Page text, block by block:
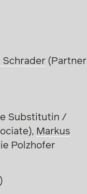
Schrader(Partner
Substitutin /
Markus
Polzhofer